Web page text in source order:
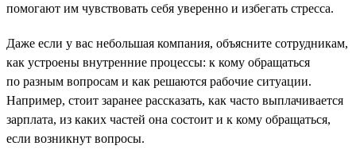
помогают им чувствовать себя уверенно и избегать стресса.
Даже если у вас небольшая компания, объясните сотрудникам,
как устроены внутренние процессы: к кому обращаться
по разным вопросам и как решаются рабочие ситуации.
Например, стоит заранее рассказать, как часто выплачивается
зарплата, из каких частей она состоит и к кому обращаться,
если возникнут вопросы.